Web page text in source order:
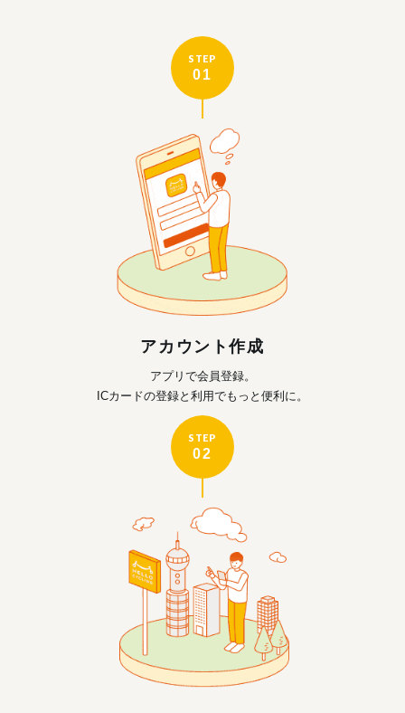
STEP
01
アカウント作成
アプリで会員登録。
ICカードの登録と利用でもっと便利に。
STEP
02